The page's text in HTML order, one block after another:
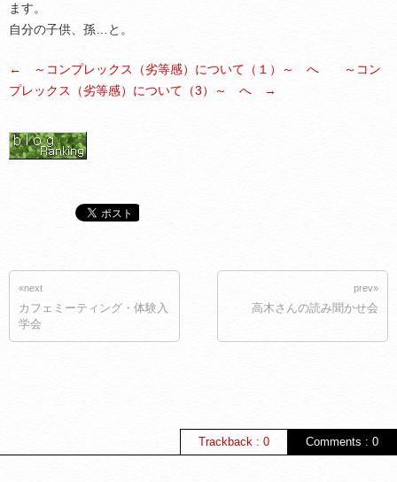
ます。
自分の子供、孫…と。
← ～コンプレックス（劣等感）について（１）～ へ
～コン
プレックス（劣等感）について（3）～ へ →
«next
カフェミーティング・体験入
学会
prev»
高木さんの読み聞かせ会
Comments : 0
Trackback : 0